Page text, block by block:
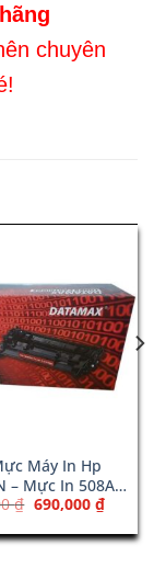
chuyên
Máy In Hp
– Mực In 508A
(CF363A)
₫ Giá
là:
800,000 ₫.
690,000 ₫Giá
hiện
tại
là: